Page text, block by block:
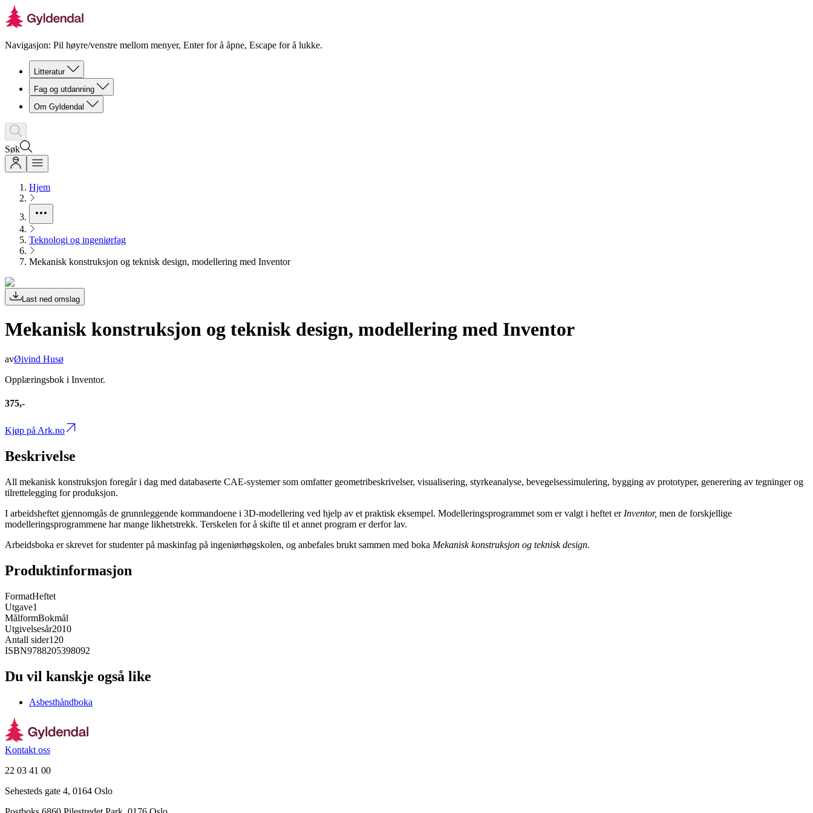
Navigasjon: Pil høyre/venstre mellom menyer, Enter for å åpne, Escape for å lukke.
Litteratur
Fag og utdanning
Om Gyldendal
Søk
Hjem
Teknologi og ingeniørfag
Mekanisk konstruksjon og teknisk design, modellering med Inventor
Last ned omslag
Mekanisk konstruksjon og teknisk design, modellering med Inventor
avØivind Husø
Opplæringsbok i Inventor.
375,-
Kjøp på Ark.no
Beskrivelse
All mekanisk konstruksjon foregår i dag med databaserte CAE-systemer som omfatter geometribeskrivelser, visualisering, styrkeanalyse, bevegelsessimulering, bygging av prototyper, generering av tegninger og
tilrettelegging for produksjon.
I arbeidsheftet gjennomgås de grunnleggende kommandoene i 3D-modellering ved hjelp av et praktisk eksempel. Modelleringsprogrammet som er valgt i heftet er Inventor, men de forskjellige
modelleringsprogrammene har mange likhetstrekk. Terskelen for å skifte til et annet program er derfor lav.
Arbeidsboka er skrevet for studenter på maskinfag på ingeniørhøgskolen, og anbefales brukt sammen med boka Mekanisk konstruksjon og teknisk design.
Produktinformasjon
FormatHeftet
Utgave1
MålformBokmål
Utgivelsesår2010
Antall sider120
ISBN9788205398092
Du vil kanskje også like
Asbesthåndboka
Kontakt oss
22 03 41 00
Sehesteds gate 4, 0164 Oslo